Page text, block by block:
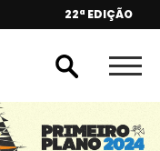
22ª EDIÇÃO